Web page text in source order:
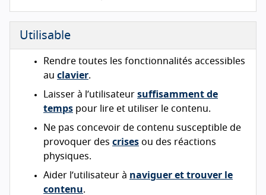
Utilisable
Rendre toutes les fonctionnalités accessibles
au clavier.
Laisser à l’utilisateur suffisamment de
temps pour lire et utiliser le contenu.
Ne pas concevoir de contenu susceptible de
provoquer des crises ou des réactions
physiques.
Aider l’utilisateur à naviguer et trouver le
contenu.